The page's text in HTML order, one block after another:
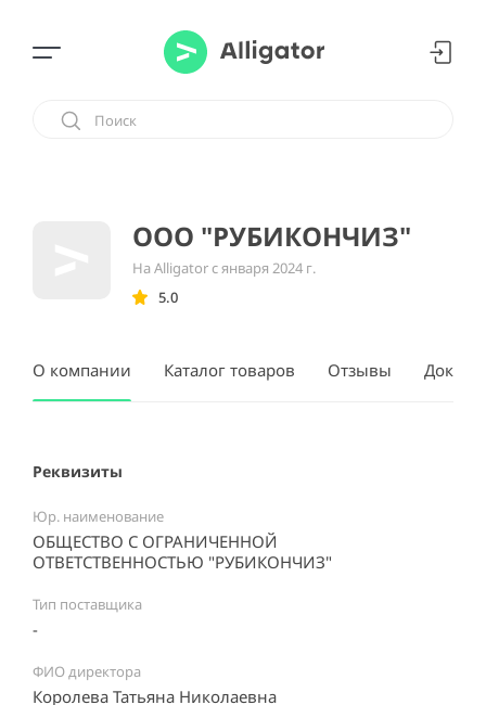
ООО "РУБИКОНЧИЗ"
На Alligator с января 2024 г.
5.0
О компании Каталог товаров Отзывы
Реквизиты
Юр. наименование
ОБЩЕСТВО С ОГРАНИЧЕННОЙ
ОТВЕТСТВЕННОСТЬЮ "РУБИКОНЧИЗ"
Тип поставщика
-
ФИО директора
Королева Татьяна Николаевна